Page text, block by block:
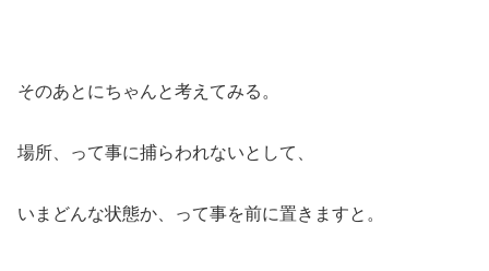
そのあとにちゃんと考えてみる。
場所、って事に捕らわれないとして、
いまどんな状態か、って事を前に置きますと。